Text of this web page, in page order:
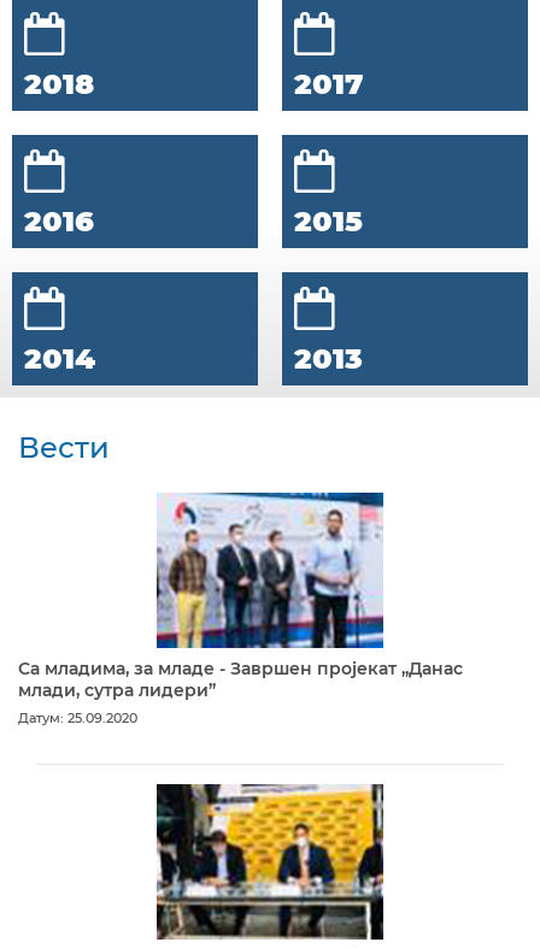
2018 2017
2016 2015
2014 2013
Вести
Са младима, за младе - Завршен пројекат „Данас
млади, сутра лидери”
Датум: 25.09.2020